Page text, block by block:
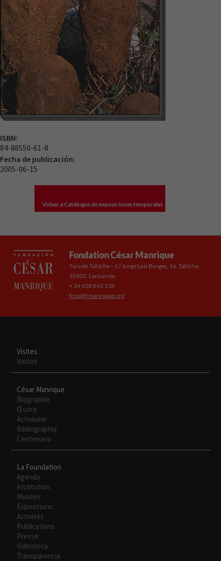
ISBN:
84-88550-61-8
Fecha de publicación:
2005-06-15
Volver a Catálogos de exposiciones temporales
Fondation César Manrique
Taro de Tahíche – C/ Jorge Luis Borges, 16. Tahíche,
35507. Lanzarote
+ 34 928 843 138
fcm@fcmanrique.org
Visites
Visites
César Manrique
Biographie
Œuvre
Activisme
Bibliographie
Centenario
La Foundation
Agenda
Institution
Musées
Expositions
Activités
Publications
Presse
Videoteca
Transparencia
Necesarias